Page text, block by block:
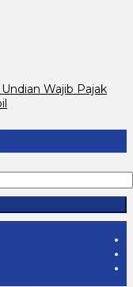
Wajib Pajak